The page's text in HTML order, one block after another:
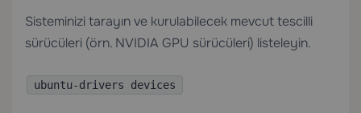
Sisteminizi tarayın ve kurulabilecek mevcut tescilli
sürücüleri (örn. NVIDIA GPU sürücüleri) listeleyin.
ubuntu-drivers devices